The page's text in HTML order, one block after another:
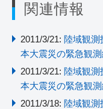
関連情報
2011/3/21: 陸域観測
本大震災の緊急観
2011/3/21: 陸域観測
本大震災の緊急観
2011/3/18: 陸域観測